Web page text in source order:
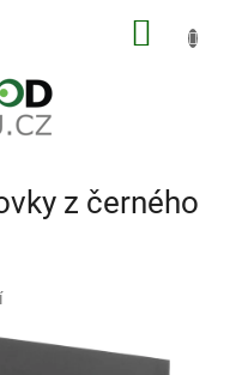
z černého